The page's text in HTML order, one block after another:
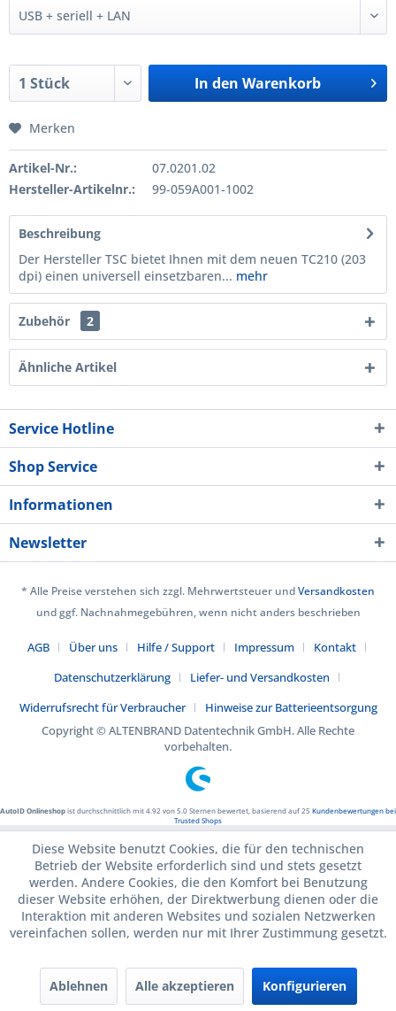
In den Warenkorb
Merken
Artikel-Nr.:
07.0201.02
Hersteller-Artikelnr.:
99-059A001-1002
Beschreibung
Der Hersteller TSC bietet Ihnen mit dem neuen TC210 (203
dpi) einen universell einsetzbaren... mehr
Zubehör 2
Ähnliche Artikel
Service Hotline
Shop Service
Informationen
Newsletter
* Alle Preise verstehen sich zzgl. Mehrwertsteuer undVersandkosten
und ggf. Nachnahmegebühren, wenn nicht anders beschrieben
AGB Über uns Hilfe / Support Impressum
Kontakt
Datenschutzerklärung
Liefer- und Versandkosten
Widerrufsrecht für Verbraucher
Hinweise zur Batterieentsorgung
Copyright © ALTENBRAND Datentechnik GmbH. Alle Rechte
vorbehalten.
AutoID Onlineshopist durchschnittlich mit4.92 von5.0Sternen bewertet, basierend auf25 Kundenbewertungen bei
Trusted Shops
Diese Website benutzt Cookies, die für den technischen
Betrieb der Website erforderlich sind und stets gesetzt
werden. Andere Cookies, die den Komfort bei Benutzung
dieser Website erhöhen, der Direktwerbung dienen oder die
Interaktion mit anderen Websites und sozialen Netzwerken
vereinfachen sollen, werden nur mit Ihrer Zustimmung gesetzt.
Ablehnen Alle akzeptieren Konfigurieren